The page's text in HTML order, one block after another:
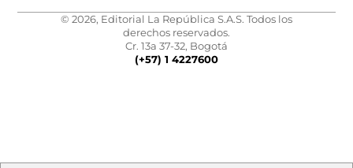
© 2026, Editorial La República S.A.S. Todos los
derechos reservados.
Cr. 13a 37-32, Bogotá
(+57) 1 4227600